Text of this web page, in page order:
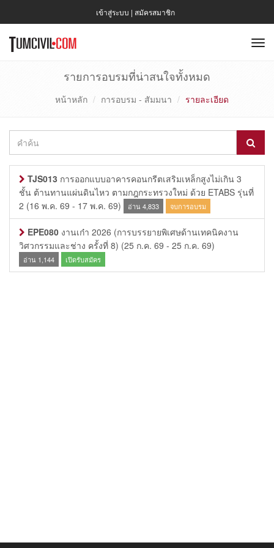
เข้าสู่ระบบ | สมัครสมาชิก
รายการอบรมที่น่าสนใจทั้งหมด
หน้าหลัก การอบรม - สัมมนา รายละเอียด
TJS013 การออกแบบอาคารคอนกรีตเสริมเหล็กสูงไม่เกิน 3
ชั้น ต้านทานแผ่นดินไหว ตามกฎกระทรวงใหม่ ด้วย ETABS รุ่นที่
2 (16 พ.ค. 69 - 17 พ.ค. 69) อ่าน 4,833 จบการอบรม
EPE080 งานเก๋า 2026 (การบรรยายพิเศษด้านเทคนิคงาน
วิศวกรรมและช่าง ครั้งที่ 8) (25 ก.ค. 69 - 25 ก.ค. 69)
อ่าน 1,144 เปิดรับสมัคร